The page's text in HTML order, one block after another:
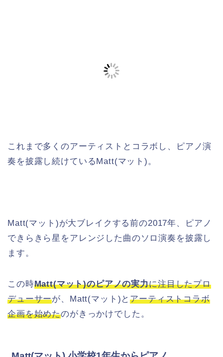
これまで多くのアーティストとコラボし、ピアノ演
奏を披露し続けているMatt(マット)。
Matt(マット)が大ブレイクする前の2017年、ピアノ
できらきら星をアレンジした曲のソロ演奏を披露し
ます。
この時Matt(マット)のピアノの実力に注目したプロ
デューサーが、Matt(マット)とアーティストコラボ
企画を始めたのがきっかけでした。